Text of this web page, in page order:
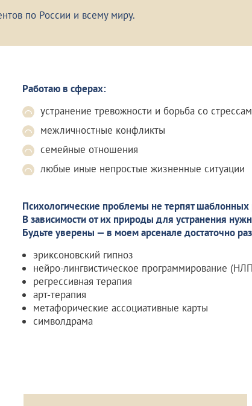
по России и всему миру.
Работаю в сферах:
устранение тревожности и борьба со
межличностные конфликты
семейные отношения
любые иные непростые жизненные ситуации
Психологические проблемы не терпят
В зависимости от их природы для устранения
Будьте уверены — в моем арсенале достаточно
эриксоновский гипноз
нейро-лингвистическое программирование
регрессивная терапия
арт-терапия
метафорические ассоциативные карты
символдрама